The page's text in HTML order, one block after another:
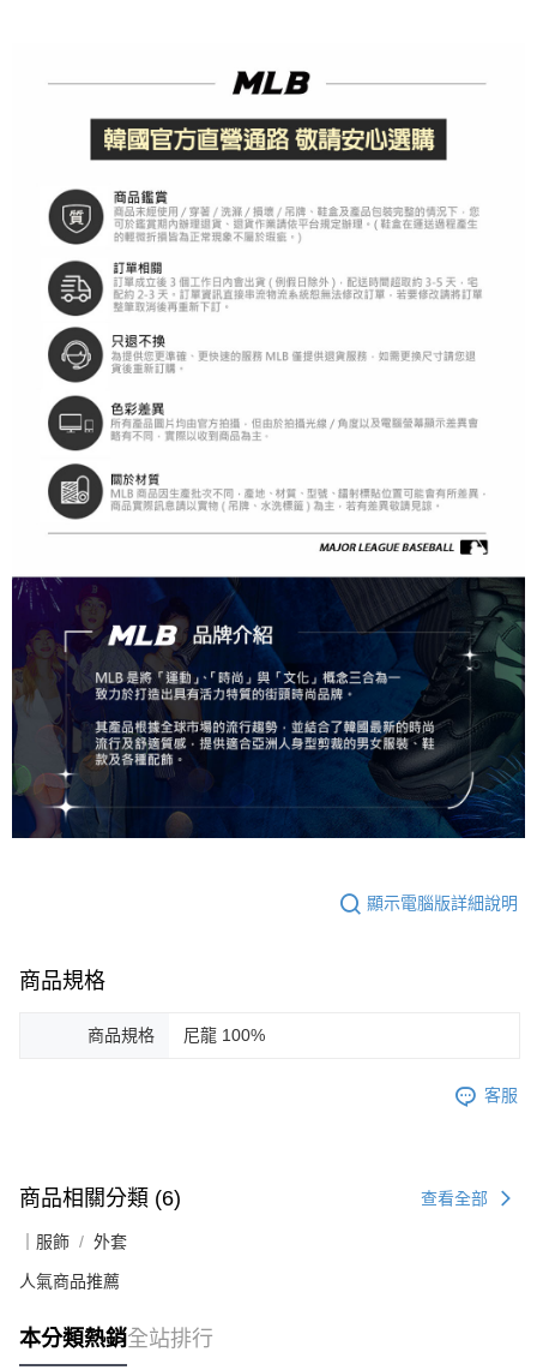
顯示電腦版詳細說明
商品規格
商品規格 尼龍 100%
客服
商品相關分類 (6) 查看全部
｜服飾 外套
人氣商品推薦
本分類熱銷全站排行